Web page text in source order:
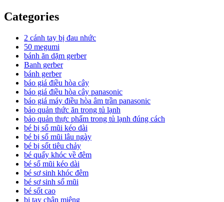
Categories
2 cánh tay bị đau nhức
50 megumi
bánh ăn dặm gerber
Banh gerber
bánh gerber
báo giá điều hòa cây
báo giá điều hòa cây panasonic
báo giá máy điều hòa âm trần panasonic
bảo quản thức ăn trong tủ lạnh
bảo quản thực phẩm trong tủ lạnh đúng cách
bé bị sổ mũi kéo dài
bé bị sổ mũi lâu ngày
bé bị sốt tiêu chảy
bé quấy khóc về đêm
bé sổ mũi kéo dài
bé sơ sinh khóc đêm
bé sơ sinh sổ mũi
bé sốt cao
bị tay chân miệng